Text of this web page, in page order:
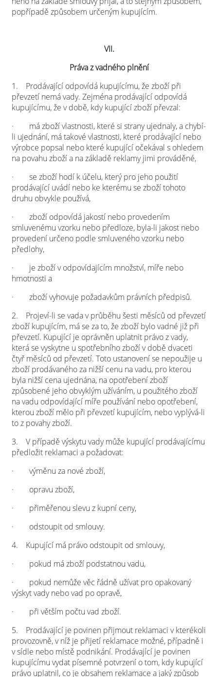
popřípadě způsobem určeným kupujícím.
VII.
Práva z vadného plnění
1. Prodávající odpovídá kupujícímu, že zboží při
převzetí nemá vady. Zejména prodávající odpovídá
kupujícímu, že v době, kdy kupující zboží převzal:
· má zboží vlastnosti, které si strany ujednaly, a chybí-
li ujednání, má takové vlastnosti, které prodávající nebo
výrobce popsal nebo které kupující očekával s ohledem
na povahu zboží a na základě reklamy jimi prováděné,
· se zboží hodí k účelu, který pro jeho použití
prodávající uvádí nebo ke kterému se zboží tohoto
druhu obvykle používá,
· zboží odpovídá jakostí nebo provedením
smluvenému vzorku nebo předloze, byla-li jakost nebo
provedení určeno podle smluveného vzorku nebo
předlohy,
· je zboží v odpovídajícím množství, míře nebo
hmotnosti a
· zboží vyhovuje požadavkům právních předpisů.
2. Projeví-li se vada v průběhu šesti měsíců od převzetí
zboží kupujícím, má se za to, že zboží bylo vadné již při
převzetí. Kupující je oprávněn uplatnit právo z vady,
která se vyskytne u spotřebního zboží v době dvaceti
čtyř měsíců od převzetí. Toto ustanovení se nepoužije u
zboží prodávaného za nižší cenu na vadu, pro kterou
byla nižší cena ujednána, na opotřebení zboží
způsobené jeho obvyklým užíváním, u použitého zboží
na vadu odpovídající míře používání nebo opotřebení,
kterou zboží mělo při převzetí kupujícím, nebo vyplývá-li
to z povahy zboží.
3. V případě výskytu vady může kupující prodávajícímu
předložit reklamaci a požadovat:
· výměnu za nové zboží,
· opravu zboží,
· přiměřenou slevu z kupní ceny,
· odstoupit od smlouvy.
4. Kupující má právo odstoupit od smlouvy,
· pokud má zboží podstatnou vadu,
· pokud nemůže věc řádně užívat pro opakovaný
výskyt vady nebo vad po opravě,
· při větším počtu vad zboží.
5. Prodávající je povinen přijmout reklamaci v kterékoli
provozovně, v níž je přijetí reklamace možné, případně i
v sídle nebo místě podnikání. Prodávající je povinen
kupujícímu vydat písemné potvrzení o tom, kdy kupující
právo uplatnil, co je obsahem reklamace a jaký způsob